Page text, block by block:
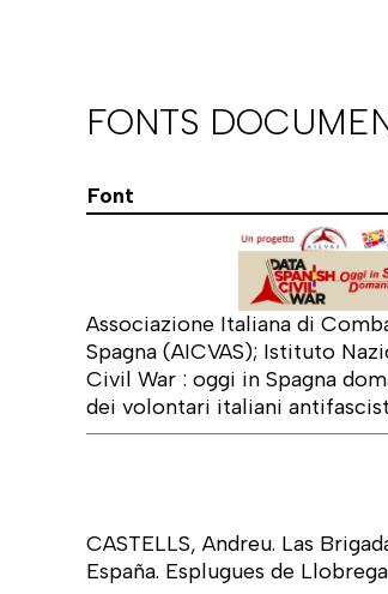
FONTS
Font
Associazione Italiana di
Spagna (AICVAS); Istituto
Civil War : oggi in Spagna
dei volontari italiani
CASTELLS, Andreu. Las
España. Esplugues de